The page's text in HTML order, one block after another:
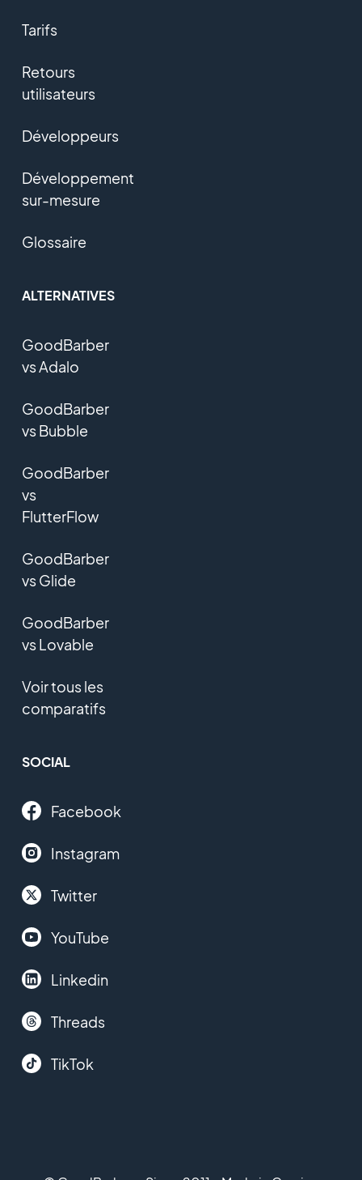
Tarifs
Retours
utilisateurs
Développeurs
Développement
sur-mesure
Glossaire
ALTERNATIVES
GoodBarber
vs Adalo
GoodBarber
vs Bubble
GoodBarber
vs
FlutterFlow
GoodBarber
vs Glide
GoodBarber
vs Lovable
Voir tous les
comparatifs
SOCIAL
Facebook
Instagram
Twitter
YouTube
Linkedin
Threads
TikTok